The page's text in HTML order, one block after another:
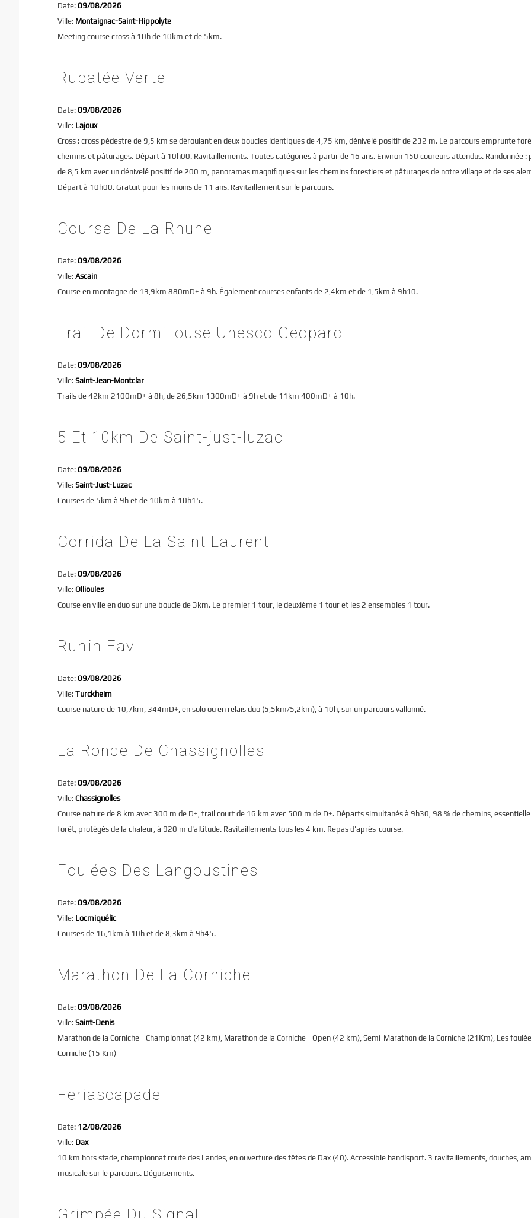
Date: 09/08/2026
Ville: Montaignac-Saint-Hippolyte
Meeting course cross à 10h de 10km et de 5km.
Rubatée Verte
Date: 09/08/2026
Ville: Lajoux
Cross : cross pédestre de 9,5 km se déroulant en deux boucles identiques de 4,75 km, dénivelé positif de 232 m. Le parcours emprunte
chemins et pâturages. Départ à 10h00. Ravitaillements. Toutes catégories à partir de 16 ans. Environ 150 coureurs attendus. Randonnée :
de 8,5 km avec un dénivelé positif de 200 m, panoramas magnifiques sur les chemins forestiers et pâturages de notre village et de ses
Départ à 10h00. Gratuit pour les moins de 11 ans. Ravitaillement sur le parcours.
Course De La Rhune
Date: 09/08/2026
Ville: Ascain
Course en montagne de 13,9km 880mD+ à 9h. Également courses enfants de 2,4km et de 1,5km à 9h10.
Trail De Dormillouse Unesco Geoparc
Date: 09/08/2026
Ville: Saint-Jean-Montclar
Trails de 42km 2100mD+ à 8h, de 26,5km 1300mD+ à 9h et de 11km 400mD+ à 10h.
5 Et 10km De Saint-just-luzac
Date: 09/08/2026
Ville: Saint-Just-Luzac
Courses de 5km à 9h et de 10km à 10h15.
Corrida De La Saint Laurent
Date: 09/08/2026
Ville: Ollioules
Course en ville en duo sur une boucle de 3km. Le premier 1 tour, le deuxième 1 tour et les 2 ensembles 1 tour.
Runin Fav
Date: 09/08/2026
Ville: Turckheim
Course nature de 10,7km, 344mD+, en solo ou en relais duo (5,5km/5,2km), à 10h, sur un parcours vallonné.
La Ronde De Chassignolles
Date: 09/08/2026
Ville: Chassignolles
Course nature de 8 km avec 300 m de D+, trail court de 16 km avec 500 m de D+. Départs simultanés à 9h30, 98 % de chemins,
forêt, protégés de la chaleur, à 920 m d'altitude. Ravitaillements tous les 4 km. Repas d'après-course.
Foulées Des Langoustines
Date: 09/08/2026
Ville: Locmiquélic
Courses de 16,1km à 10h et de 8,3km à 9h45.
Marathon De La Corniche
Date: 09/08/2026
Ville: Saint-Denis
Marathon de la Corniche - Championnat (42 km), Marathon de la Corniche - Open (42 km), Semi-Marathon de la Corniche (21Km), Les
Corniche (15 Km)
Feriascapade
Date: 12/08/2026
Ville: Dax
10 km hors stade, championnat route des Landes, en ouverture des fêtes de Dax (40). Accessible handisport. 3 ravitaillements, douches,
musicale sur le parcours. Déguisements.
Grimpée Du Signal